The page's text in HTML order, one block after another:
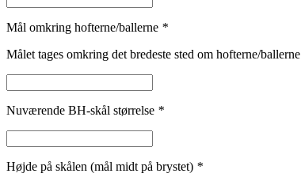
Mål omkring hofterne/ballerne *
Målet tages omkring det bredeste sted om hofterne/ballerne
Nuværende BH-skål størrelse *
Højde på skålen (mål midt på brystet) *